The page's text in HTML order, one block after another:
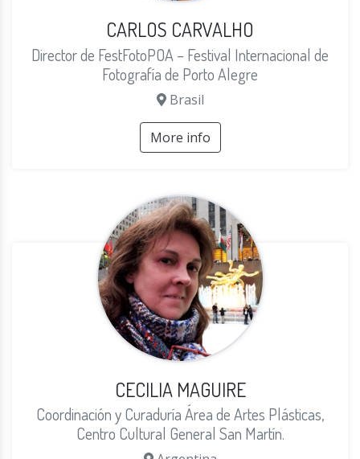
CARLOS CARVALHO
Director de FestFotoPOA – Festival Internacional de
Fotografía de Porto Alegre
Brasil
More info
CECILIA MAGUIRE
Coordinación y Curaduría Área de Artes Plásticas,
Centro Cultural General San Martín.